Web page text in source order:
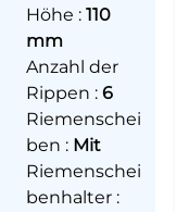
Höhe : 110
mm
Anzahl der
Rippen : 6
Riemenschei
ben : Mit
Riemenschei
benhalter :